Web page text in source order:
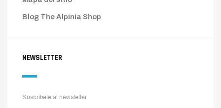
Blog The Alpinia Shop
NEWSLETTER
Suscríbete al newsletter